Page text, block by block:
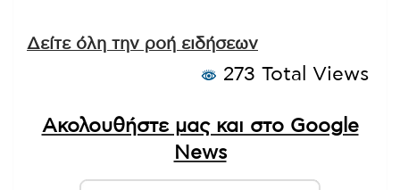
Δείτε όλη την ροή ειδήσεων
273 Total Views
Ακολουθήστε μας και στο Google
News